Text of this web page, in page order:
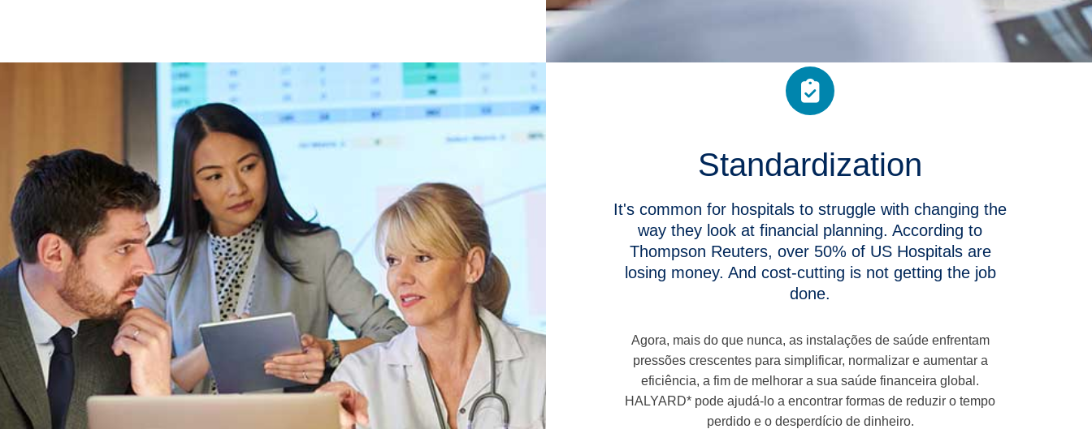
Standardization
It's common for hospitals to struggle with changing the
way they look at financial planning. According to
Thompson Reuters, over 50% of US Hospitals are
losing money. And cost-cutting is not getting the job
done.
Agora, mais do que nunca, as instalações de saúde enfrentam
pressões crescentes para simplificar, normalizar e aumentar a
eficiência, a fim de melhorar a sua saúde financeira global.
HALYARD* pode ajudá-lo a encontrar formas de reduzir o tempo
perdido e o desperdício de dinheiro.